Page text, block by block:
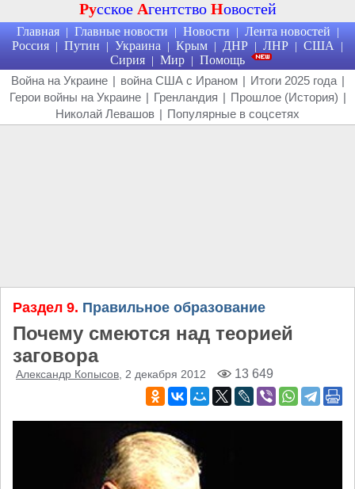
Русское Агентство Новостей
Главная | Главные новости | Новости | Лента новостей |
Россия | Путин | Украина | Крым | ДНР | ЛНР | США |
Сирия | Мир | Помощь
Война на Украине | война США с Ираном | Итоги 2025 года |
Герои войны на Украине | Гренландия | Прошлое (История) |
Николай Левашов | Популярные в соцсетях
Раздел 9. Правильное образование
Почему смеются над теорией
заговора
Александр Копысов , 2 декабря 2012 13 649